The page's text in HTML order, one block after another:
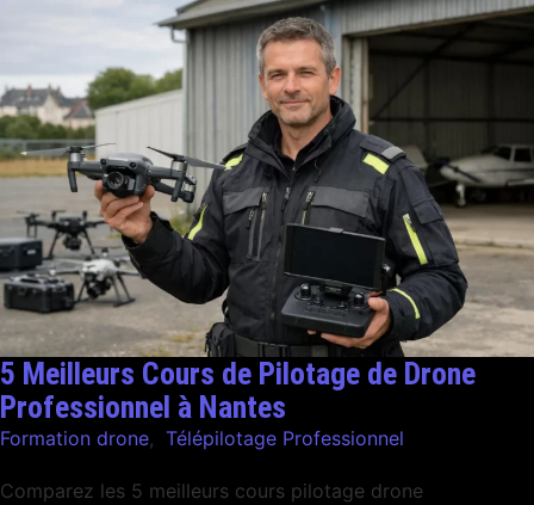
5 Meilleurs Cours de Pilotage de Drone
Professionnel à Nantes
Formation drone, Télépilotage Professionnel
Comparez les 5 meilleurs cours pilotage drone